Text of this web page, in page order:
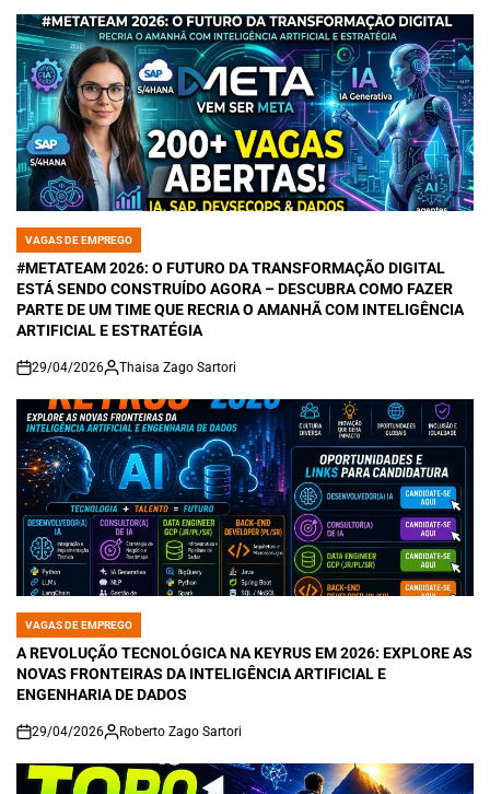
POSTED
IN
VAGAS DE EMPREGO
#METATEAM 2026: O FUTURO DA TRANSFORMAÇÃO DIGITAL
ESTÁ SENDO CONSTRUÍDO AGORA – DESCUBRA COMO FAZER
PARTE DE UM TIME QUE RECRIA O AMANHÃ COM INTELIGÊNCIA
ARTIFICIAL E ESTRATÉGIA
on
29/04/2026 Thaisa Zago Sartori
POSTED
IN
VAGAS DE EMPREGO
A REVOLUÇÃO TECNOLÓGICA NA KEYRUS EM 2026: EXPLORE AS
NOVAS FRONTEIRAS DA INTELIGÊNCIA ARTIFICIAL E
ENGENHARIA DE DADOS
on
29/04/2026 Roberto Zago Sartori